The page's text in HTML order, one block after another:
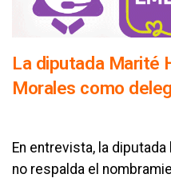
La diputada Marité
Morales como
En entrevista, la
no respalda el